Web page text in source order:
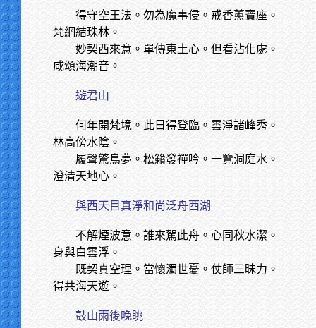
得守空王法。勿為魔事侵。戒香薰寶座。
梵網結珠林。
妙契西來意。單傳東土心。但看沾化處。
咸頌海潮音。
遊君山
何年開梵境。此日得登臨。雲淨諸峰秀。
林高傍水陰。
履聲驚鳥夢。松籟發禪吟。一覽洞庭水。
澄清天地心。
與西天目真淨和尚泛舟西湖
不解煙波意。誰來駕此舟。心同秋水潔。
身與白雲浮。
既契真空理。當懷濁世憂。仗師三昧力。
得共海天遊。
鼓山雨後晚眺